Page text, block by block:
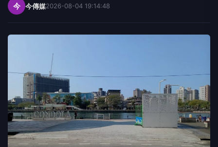
今 今傳媒2026-08-04 19:14:48